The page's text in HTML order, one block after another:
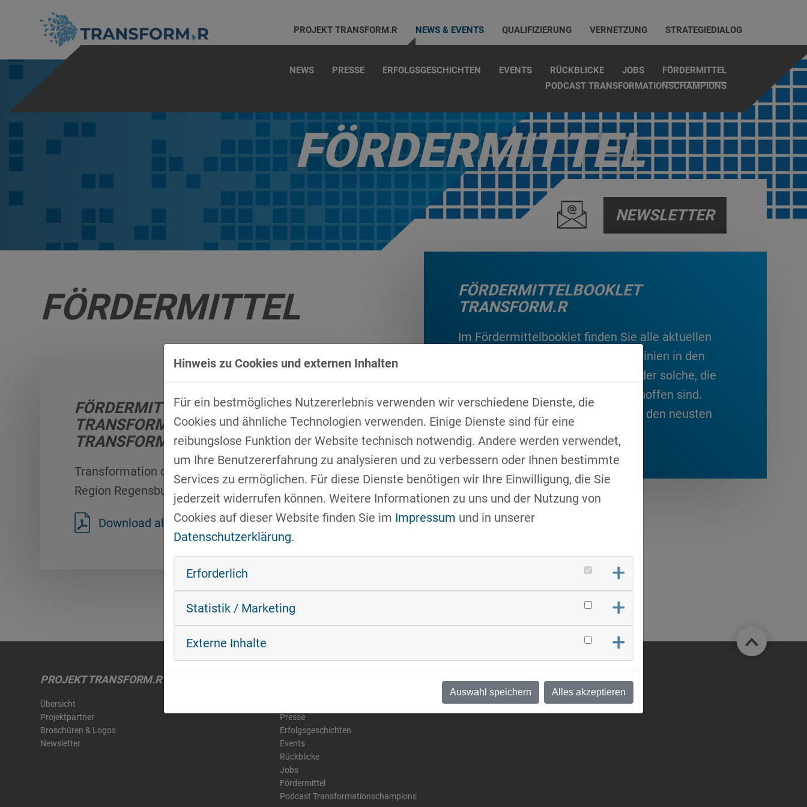
PROJEKT TRANSFORM.R NEWS & EVENTS
NEWS PRESSE ERFOLGSGESCHICHTEN EVENTS RÜCKBLICKE JOBS
FÖRDERMITTEL
PODCAST TRANSFORMATIONSCHAMPIONS
QUALIFIZIERUNG VERNETZUNG STRATEGIEDIALOG
FÖRDERMITTEL
NEWSLETTER
FÖRDERMITTEL
FÖRDERMITTELBOOKLET DES
TRANSFORMATIONSNETZWERKS
TRANSFORM.R
Transformation der Automobilindustrie in der
Region Regensburg
Download als PDF
FÖRDERMITTELBOOKLET
TRANSFORM.R
Im Fördermittelbooklet finden Sie alle aktuellen
Förderprogramme und Förderrichtlinien in den
Bereichen Mobilität und Logistik oder solche, die
technologiefokussiert oder themenoffen sind.
Dieses wird regelmäßig für Sie mit den neusten
Änderungen gepflegt.
PROJEKT TRANSFORM.R
Übersicht
Projektpartner
Broschüren & Logos
Newsletter
Presse
Erfolgsgeschichten
Events
Rückblicke
Jobs
Fördermittel
Podcast Transformationschampions
QUALIFIZIERUNG
Hinweis zu Cookies und externen Inhalten
Für ein bestmögliches Nutzererlebnis verwenden wir verschiedene Dienste, die
Cookies und ähnliche Technologien verwenden. Einige Dienste sind für eine
reibungslose Funktion der Website technisch notwendig. Andere werden verwendet,
um Ihre Benutzererfahrung zu analysieren und zu verbessern oder Ihnen bestimmte
Services zu ermöglichen. Für diese Dienste benötigen wir Ihre Einwilligung, die Sie
jederzeit widerrufen können. Weitere Informationen zu uns und der Nutzung von
Cookies auf dieser Website finden Sie im Impressum und in unserer
Datenschutzerklärung.
Erforderlich
Statistik / Marketing
Externe Inhalte
Auswahl speichern Alles akzeptieren